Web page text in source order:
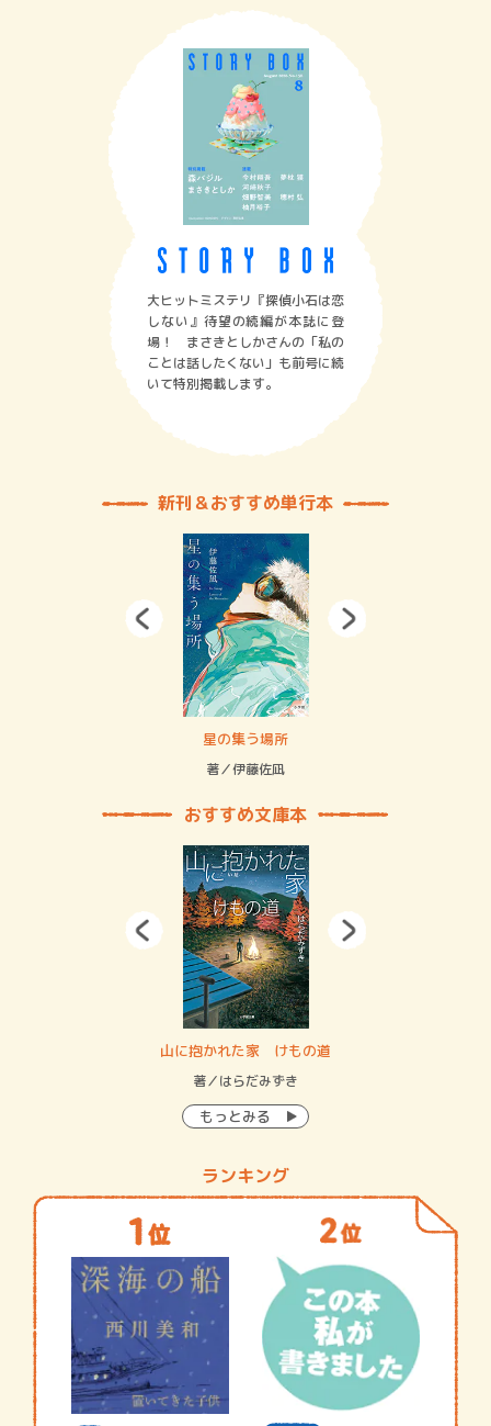
大ヒットミステリ『探偵小石は恋
しない』待望の続編が本誌に登
場！ まさきとしかさんの「私の
ことは話したくない」も前号に続
いて特別掲載します。
新刊＆おすすめ単行本
星の集う場所
著／伊藤佐凪
おすすめ文庫本
山に抱かれた家 けもの道
著／はらだみずき
もっとみる
ランキング